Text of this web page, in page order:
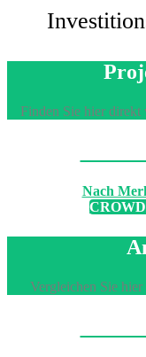
Finden Sie hier direkt
Nach
Vergleichen Sie